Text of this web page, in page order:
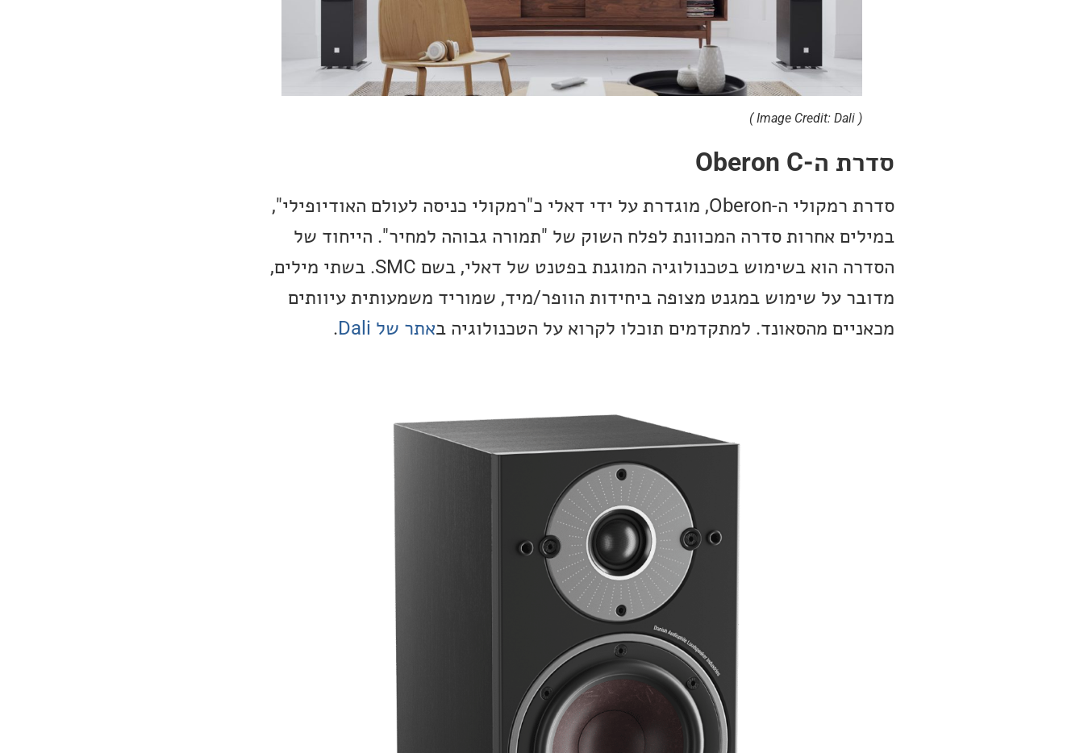
( Image Credit: Dali )
סדרת ה-Oberon C
סדרת רמקולי ה-Oberon, מוגדרת על ידי דאלי כ"רמקולי כניסה לעולם האודיופילי",
במילים אחרות סדרה המכוונת לפלח השוק של "תמורה גבוהה למחיר". הייחוד של
הסדרה הוא בשימוש בטכנולוגיה המוגנת בפטנט של דאלי, בשם SMC. בשתי מילים,
מדובר על שימוש במגנט מצופה ביחידות הוופר/מיד, שמוריד משמעותית עיוותים
מכאניים מהסאונד. למתקדמים תוכלו לקרוא על הטכנולוגיה באתר של Dali .